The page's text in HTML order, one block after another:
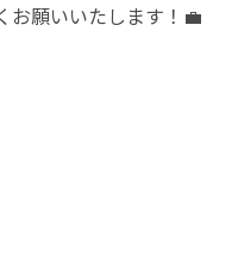
お願いいたします！💼